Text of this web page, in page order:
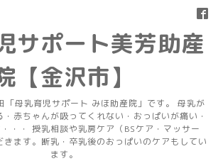
サポート美芳助産
【金沢市】
「母乳育児サポート みほ助産院」です。 母乳が
赤ちゃんが吸ってくれない・おっぱいが痛い・
・・ 授乳相談や乳房ケア（BSケア・マッサー
きます。断乳・卒乳後のおっぱいのケアもしてい
ます。